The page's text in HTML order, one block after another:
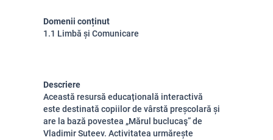
Domenii conținut
1.1 Limbă și Comunicare
Descriere
Această resursă educațională interactivă
este destinată copiilor de vârstă preșcolară și
are la bază povestea „Mărul buclucaş” de
Vladimir Suteev. Activitatea urmărește